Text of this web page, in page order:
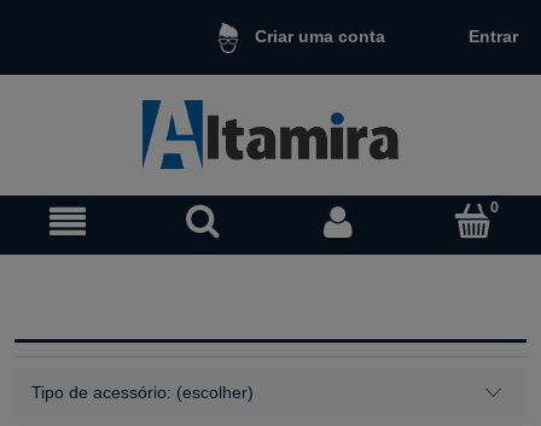
Criar uma conta Entrar
Tipo de acessório: (escolher)